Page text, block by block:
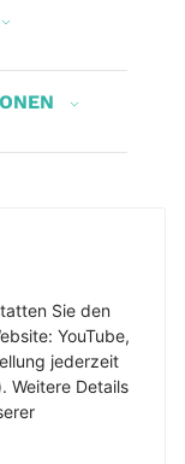
Sie den
YouTube,
jederzeit
Weitere Details